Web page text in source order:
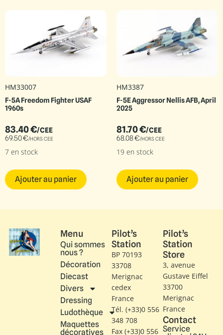
HM33007
F-5A Freedom Fighter USAF
1960s
83.40€/CEE
69.50€/HORS CEE
7 en stock
Ajouter au panier
HM3387
F-5E Aggressor Nellis AFB, April
2025
81.70€/CEE
68.08€/HORS CEE
19 en stock
Ajouter au panier
Menu
Qui sommes
nous ?
Décoration
Diecast
Divers
Dressing
Ludothèque
Maquettes
décoratives
Pilot’s
Station
BP 70193
33708
Merignac
cedex
France
Tél. (+33)0 556
348 708
Fax (+33)0 556
Pilot’s
Station
Store
3, avenue
Gustave Eiffel​
33700
Merignac
France
Contact
Service